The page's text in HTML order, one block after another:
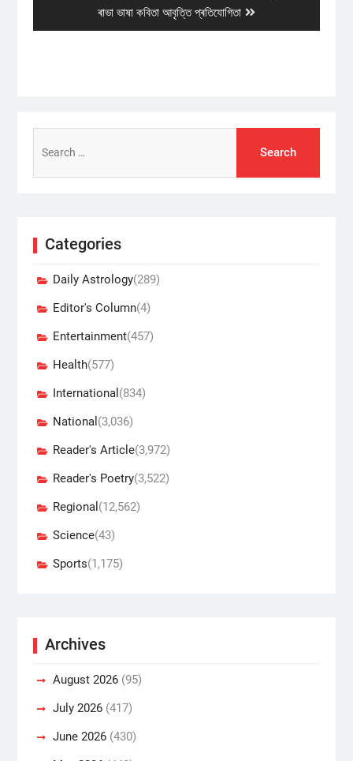
ৰাভা ভাষা কবিতা আবৃত্তি প্ৰতিযোগিতা
for:
Categories
Daily Astrology(289)
Editor's Column(4)
Entertainment(457)
Health(577)
International (834)
National (3,036)
Reader's Article(3,972)
Reader's Poetry(3,522)
Regional (12,562)
Science(43)
Sports(1,175)
Archives
August 2026(95)
July 2026(417)
June 2026(430)